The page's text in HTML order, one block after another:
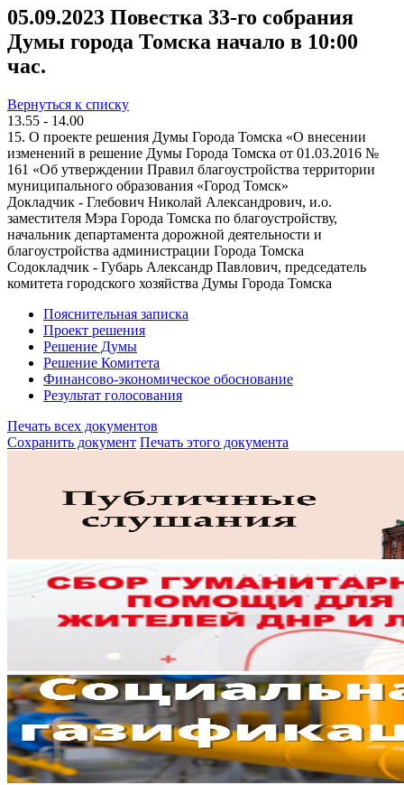
05.09.2023 Повестка 33-го собрания
Думы города Томска начало в 10:00
час.
Вернуться к списку
13.55 - 14.00
15. О проекте решения Думы Города Томска «О внесении
изменений в решение Думы Города Томска от 01.03.2016 №
161 «Об утверждении Правил благоустройства территории
муниципального образования «Город Томск»
Докладчик - Глебович Николай Александрович, и.о.
заместителя Мэра Города Томска по благоустройству,
начальник департамента дорожной деятельности и
благоустройства администрации Города Томска
Содокладчик - Губарь Александр Павлович, председатель
комитета городского хозяйства Думы Города Томска
Пояснительная записка
Проект решения
Решение Думы
Решение Комитета
Финансово-экономическое обоснование
Результат голосования
Печать всех документов
Сохранить документ Печать этого документа